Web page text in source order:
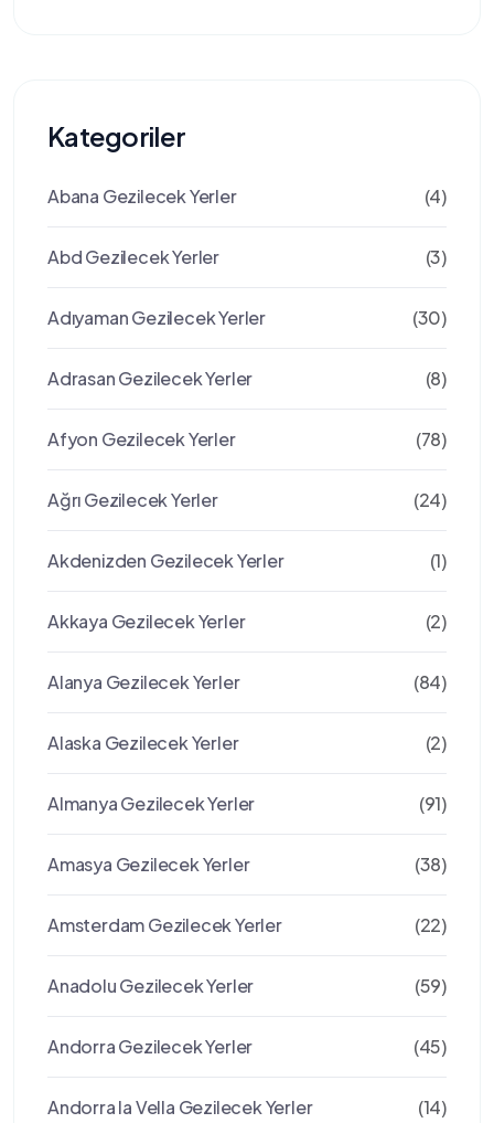
Kategoriler
Abana Gezilecek Yerler (4)
Abd Gezilecek Yerler (3)
Adıyaman Gezilecek Yerler (30)
Adrasan Gezilecek Yerler (8)
Afyon Gezilecek Yerler (78)
Ağrı Gezilecek Yerler (24)
Akdenizden Gezilecek Yerler (1)
Akkaya Gezilecek Yerler (2)
Alanya Gezilecek Yerler (84)
Alaska Gezilecek Yerler (2)
Almanya Gezilecek Yerler (91)
Amasya Gezilecek Yerler (38)
Amsterdam Gezilecek Yerler (22)
Anadolu Gezilecek Yerler (59)
Andorra Gezilecek Yerler (45)
Andorra la Vella Gezilecek Yerler (14)